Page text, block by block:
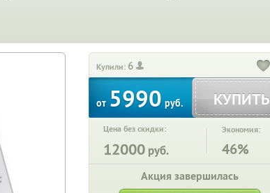
Купили: 6
от 5990 руб. КУПИТЬ
Цена без скидки:
12000 руб.
Экономия:
46%
Акция завершилась